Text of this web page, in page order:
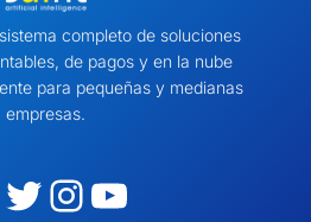
completo de soluciones
de pagos y en la nube
para pequeñas y medianas
empresas.
Twitter Instagram YouTube